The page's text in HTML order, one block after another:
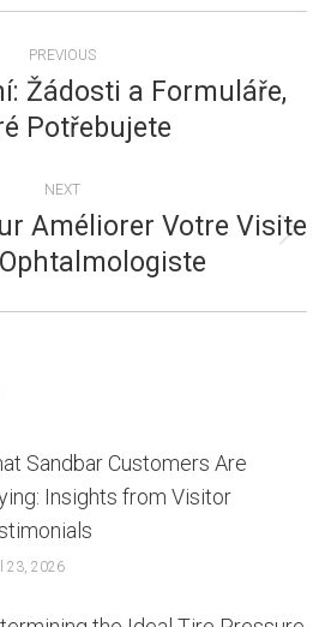
PREVIOUS
Previous
post:
Žádosti a Formuláře,
Potřebujete
NEXT
Next
post:
Améliorer Votre Visite
Sandbar Customers Are
Insights from Visitor
23, 2026